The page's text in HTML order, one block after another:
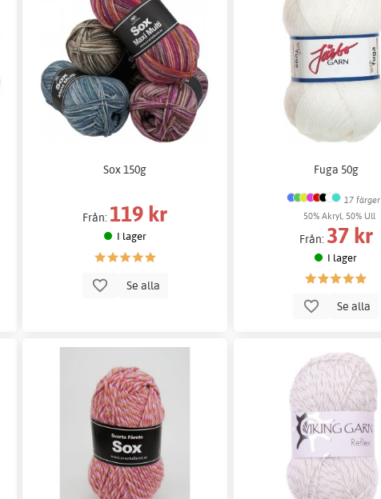
Sox 150g
Från: 119 kr
I lager
Se alla
Fuga 50g
17 färger
50% Akryl, 50% Ull
Från: 37 kr
I lager
Se alla